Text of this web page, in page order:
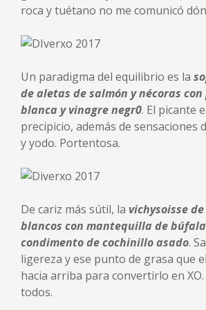
roca y tuétano no me comunicó
Un paradigma del equilibrio es la
de aletas de salmón y nécoras
blanca y vinagre negr0. El picante
precipicio, además de sensaciones
y yodo. Portentosa.
De cariz más sútil, la vichysoisse
blancos con mantequilla de
condimento de cochinillo asado.
ligereza y ese punto de grasa que
hacia arriba para convertirlo en
todos.